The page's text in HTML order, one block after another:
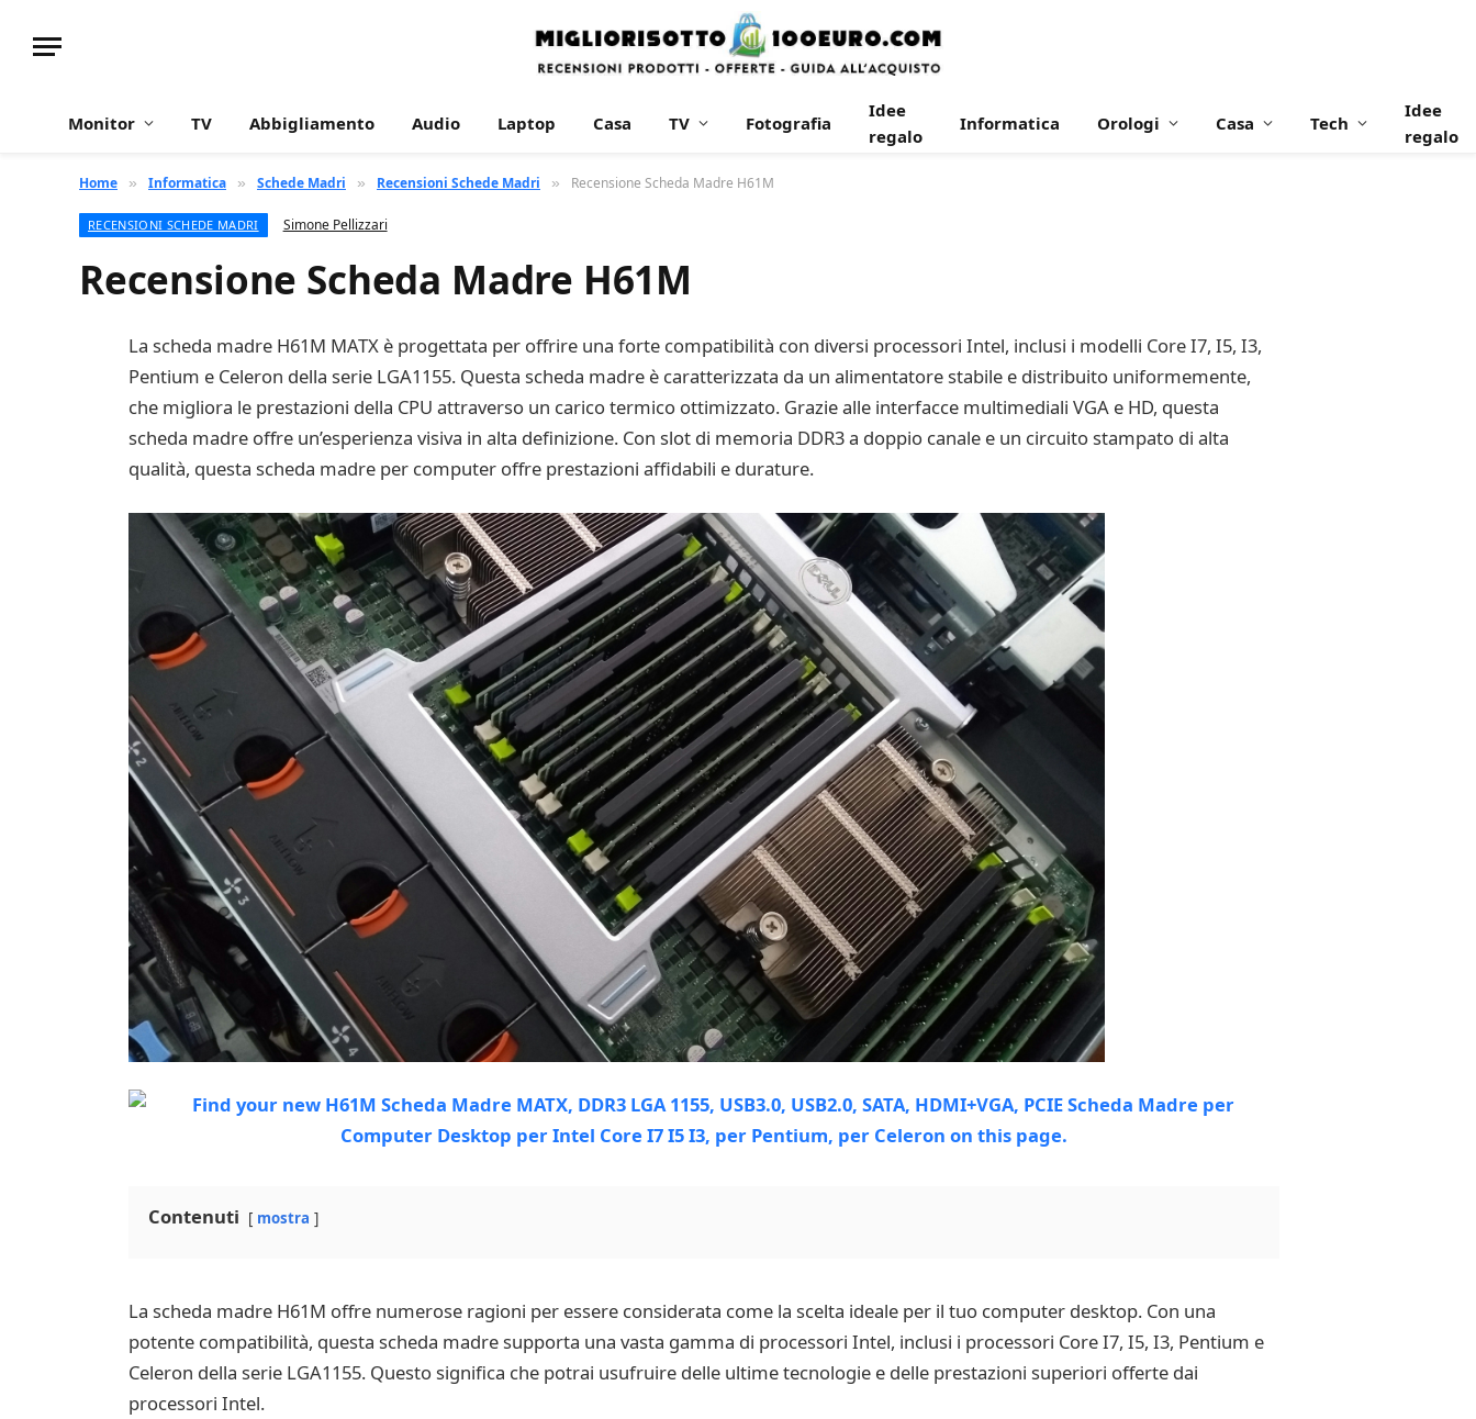
Monitor TV Abbigliamento Audio Laptop Casa TV Fotografia
Idee
regalo
Informatica Orologi Casa Tech
Idee
regalo
Home » Informatica » Schede Madri » Recensioni Schede Madri » Recensione Scheda Madre H61M
RECENSIONI SCHEDE MADRI Simone Pellizzari
Recensione Scheda Madre H61M
La scheda madre H61M MATX è progettata per offrire una forte compatibilità con diversi processori Intel, inclusi i modelli Core I7, I5, I3,
Pentium e Celeron della serie LGA1155. Questa scheda madre è caratterizzata da un alimentatore stabile e distribuito uniformemente,
che migliora le prestazioni della CPU attraverso un carico termico ottimizzato. Grazie alle interfacce multimediali VGA e HD, questa
scheda madre offre un’esperienza visiva in alta definizione. Con slot di memoria DDR3 a doppio canale e un circuito stampato di alta
qualità, questa scheda madre per computer offre prestazioni affidabili e durature.
Contenuti mostra
La scheda madre H61M offre numerose ragioni per essere considerata come la scelta ideale per il tuo computer desktop. Con una
potente compatibilità, questa scheda madre supporta una vasta gamma di processori Intel, inclusi i processori Core I7, I5, I3, Pentium e
Celeron della serie LGA1155. Questo significa che potrai usufruire delle ultime tecnologie e delle prestazioni superiori offerte dai
processori Intel.